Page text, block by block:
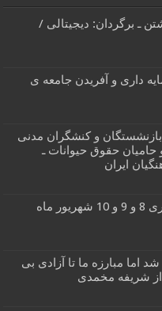
ـ برگردان: دیجیتالی /
داری و آفریدن جامعه ی
بازنشستگان و کنشگران مدنی
حقوق حیوانات ـ
ایران
اخبار و گزارش های کارگری 8 و 9 و 10 شهریور ماه
مبارزه ما تا آزادی بی
از شریفه مخمدی